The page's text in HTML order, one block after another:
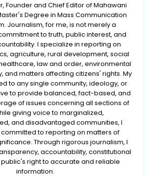
Founder and Chief Editor of Mahawani
Degree in Mass Communication
Journalism, for me, is not merely a
to truth, public interest, and
I specialize in reporting on
agriculture, rural development, social
law and order, environmental
and matters affecting citizens' rights. My
to any single community, ideology, or
to provide balanced, fact-based, and
of issues concerning all sections of
giving voice to marginalized,
and disadvantaged communities, I
to reporting on matters of
Through rigorous journalism, I
accountability, constitutional
right to accurate and reliable
information.